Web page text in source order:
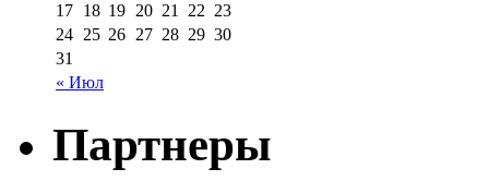
« Июл
17 18 19 20 21 22 23
24 25 26 27 28 29 30
31
Партнеры